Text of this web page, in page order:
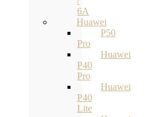
6A
Huawei
P50
Pro
Huawei
P40
Pro
Huawei
P40
Lite